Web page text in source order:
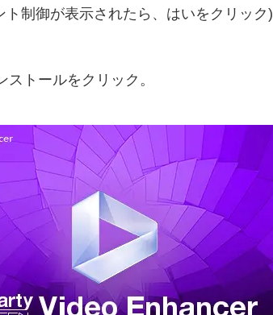
ト制御が表示されたら、はいをクリック)
ストールをクリック。